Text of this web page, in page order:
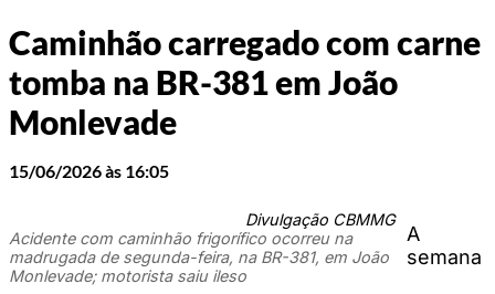
Caminhão carregado com carne
tomba na BR-381 em João
Monlevade
15/06/2026 às 16:05
Divulgação CBMMG
Acidente com caminhão frigorífico ocorreu na
madrugada de segunda-feira, na BR-381, em João
Monlevade; motorista saiu ileso
A
semana